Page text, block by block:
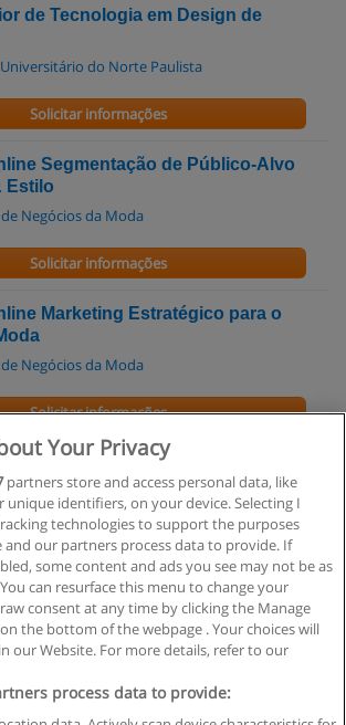
de Tecnologia em Design de
do Norte Paulista
Solicitar informações
Segmentação de Público-Alvo
Estilo
Negócios da Moda
Solicitar informações
Marketing Estratégico para o
Negócios da Moda
Solicitar informações
Comportamento do
Negócios da Moda
Solicitar informações
Regras de uso
Your Privacy
partners store and access personal data, like
unique identifiers, on your device. Selecting I
technologies to support the purposes
and our partners process data to provide. If
some content and ads you see may not be as
can resurface this menu to change your
consent at any time by clicking the Manage
the bottom of the webpage . Your choices will
our Website. For more details, refer to our
process data to provide: